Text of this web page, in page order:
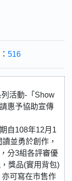
516
活動-「Show
惠予協助宣傳
自108年12月1
並勇於創作，
分3組各評審優
獎品(實用背包)
可寫在市售作